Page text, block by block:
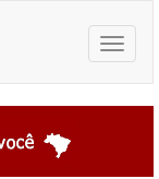
Toggle